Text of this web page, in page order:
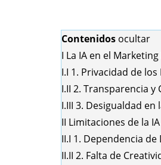
Contenidos ocultar
I La IA en el
I.I 1. Privacidad de los
I.II 2. Transparencia y
I.III 3. Desigualdad en
II Limitaciones de la
II.I 1. Dependencia de
II.II 2. Falta de